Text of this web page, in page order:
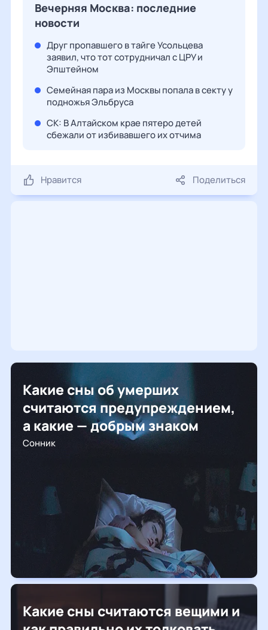
Вечерняя Москва: последние
новости
Друг пропавшего в тайге Усольцева
заявил, что тот сотрудничал с ЦРУ и
Эпштейном
Семейная пара из Москвы попала в секту у
подножья Эльбруса
СК: В Алтайском крае пятеро детей
сбежали от избивавшего их отчима
Нравится Поделиться
Какие сны об умерших
считаются предупреждением,
а какие — добрым знаком
Сонник
Какие сны считаются вещими и